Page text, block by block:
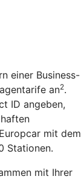
einer Business-
an2.
ID angeben,
mit dem
Stationen.
mit Ihrer